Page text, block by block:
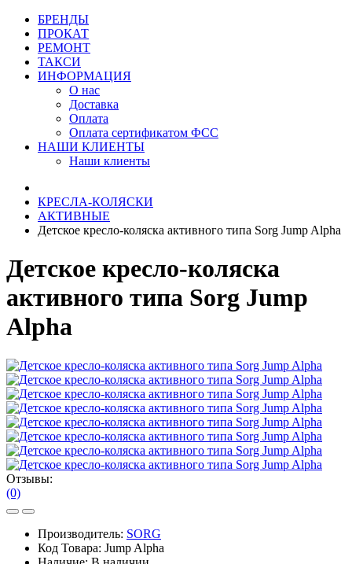
БРЕНДЫ
ПРОКАТ
РЕМОНТ
ТАКСИ
ИНФОРМАЦИЯ
О нас
Доставка
Оплата
Оплата сертификатом ФСС
НАШИ КЛИЕНТЫ
Наши клиенты
КРЕСЛА-КОЛЯСКИ
АКТИВНЫЕ
Детское кресло-коляска активного типа Sorg Jump Alpha
Детское кресло-коляска
активного типа Sorg Jump
Alpha
Отзывы:
(0)
Производитель: SORG
Код Товара: Jump Alpha